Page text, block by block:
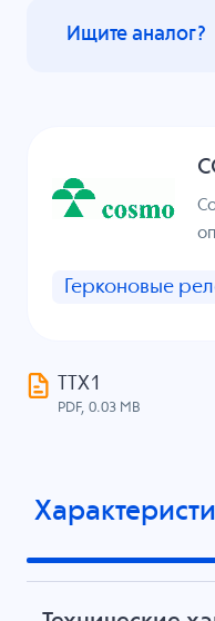
Ищите аналог?
Герконовые
ТТХ1
PDF, 0.03 MB